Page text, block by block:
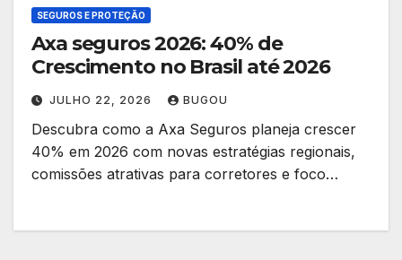
SEGUROS E PROTEÇÃO
Axa seguros 2026: 40% de
Crescimento no Brasil até 2026
JULHO 22, 2026 BUGOU
Descubra como a Axa Seguros planeja crescer
40% em 2026 com novas estratégias regionais,
comissões atrativas para corretores e foco…